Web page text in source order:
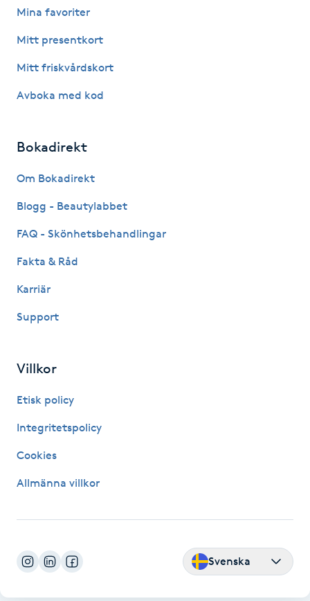
Makeup
Manikyr & Pedikyr
Medial vägledning
Meditation
Medium
MicroPen
Microshading
N
Nagelförlängning
Mina favoriter
Mitt presentkort
Mitt friskvårdskort
Avboka med kod
Bokadirekt
Om Bokadirekt
Blogg - Beautylabbet
FAQ - Skönhetsbehandlingar
Fakta & Råd
Karriär
Support
Villkor
Etisk policy
Integritetspolicy
Cookies
Allmänna villkor
Svenska